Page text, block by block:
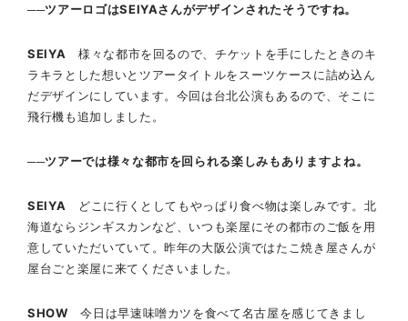
──ツアーロゴはSEIYAさんがデザインされたそうですね。
SEIYA 様々な都市を回るので、チケットを手にしたときのキ
ラキラとした想いとツアータイトルをスーツケースに詰め込ん
だデザインにしています。今回は台北公演もあるので、そこに
飛行機も追加しました。
──ツアーでは様々な都市を回られる楽しみもありますよね。
SEIYA
どこに行くとしてもやっぱり食べ物は楽しみです。北
海道ならジンギスカンなど、いつも楽屋にその都市のご飯を用
意していただいていて。昨年の大阪公演ではたこ焼き屋さんが
屋台ごと楽屋に来てくださいました。
SHOW今日は早速味噌カツを食べて名古屋を感じてきまし